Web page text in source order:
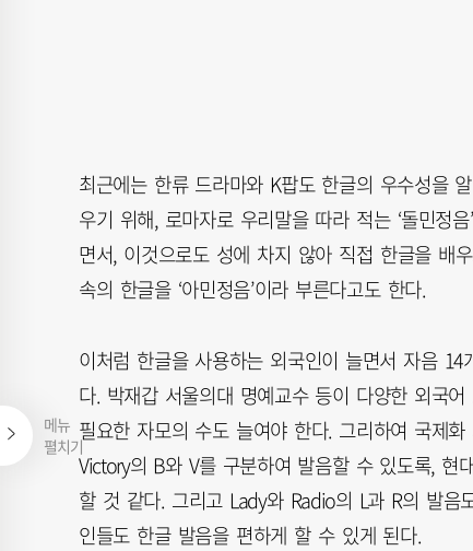
메뉴
펼치기
최근에는 한류 드라마와 K팝도 한글의 우수성을
우기 위해, 로마자로 우리말을 따라 적는 ‘돌민정
면서, 이것으로도 성에 차지 않아 직접 한글을 배
속의 한글을 ‘아민정음’이라 부른다고도 한다.
이처럼 한글을 사용하는 외국인이 늘면서 자음
다. 박재갑 서울의대 명예교수 등이 다양한 외국
필요한 자모의 수도 늘여야 한다. 그리하여 국제
Victory의 B와 V를 구분하여 발음할 수 있도록, 현
할 것 같다. 그리고 Lady와 Radio의 L과 R의 발음
인들도 한글 발음을 편하게 할 수 있게 된다.